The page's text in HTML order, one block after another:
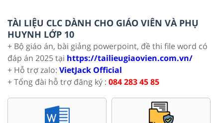
TÀI LIỆU CLC DÀNH CHO GIÁO VIÊN VÀ PHỤ
HUYNH LỚP 10
+ Bộ giáo án, bài giảng powerpoint, đề thi file word có
đáp án 2025 tại https://tailieugiaovien.com.vn/
+ Hỗ trợ zalo: VietJack Official
+ Tổng đài hỗ trợ đăng ký : 084 283 45 85